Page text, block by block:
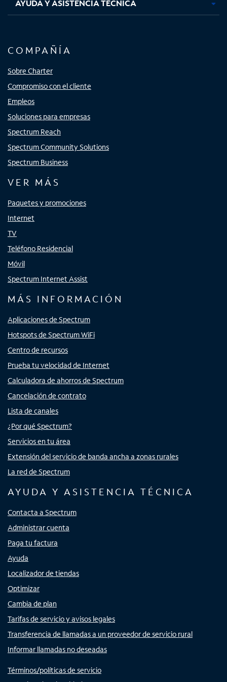
AYUDA Y ASISTENCIA TÉCNICA
COMPAÑÍA
Sobre Charter
Compromiso con el cliente
Empleos
Soluciones para empresas
Spectrum Reach
Spectrum Community Solutions
Spectrum Business
VER MÁS
Paquetes y promociones
Internet
TV
Teléfono Residencial
Móvil
Spectrum Internet Assist
MÁS INFORMACIÓN
Aplicaciones de Spectrum
Hotspots de Spectrum WiFi
Centro de recursos
Prueba tu velocidad de Internet
Calculadora de ahorros de Spectrum
Cancelación de contrato
Lista de canales
¿Por qué Spectrum?
Servicios en tu área
Extensión del servicio de banda ancha a zonas rurales
La red de Spectrum
AYUDA Y ASISTENCIA TÉCNICA
Contacta a Spectrum
Administrar cuenta
Paga tu factura
Ayuda
Localizador de tiendas
Optimizar
Cambia de plan
Tarifas de servicio y avisos legales
Transferencia de llamadas a un proveedor de servicio rural
Informar llamadas no deseadas
Términos/políticas de servicio